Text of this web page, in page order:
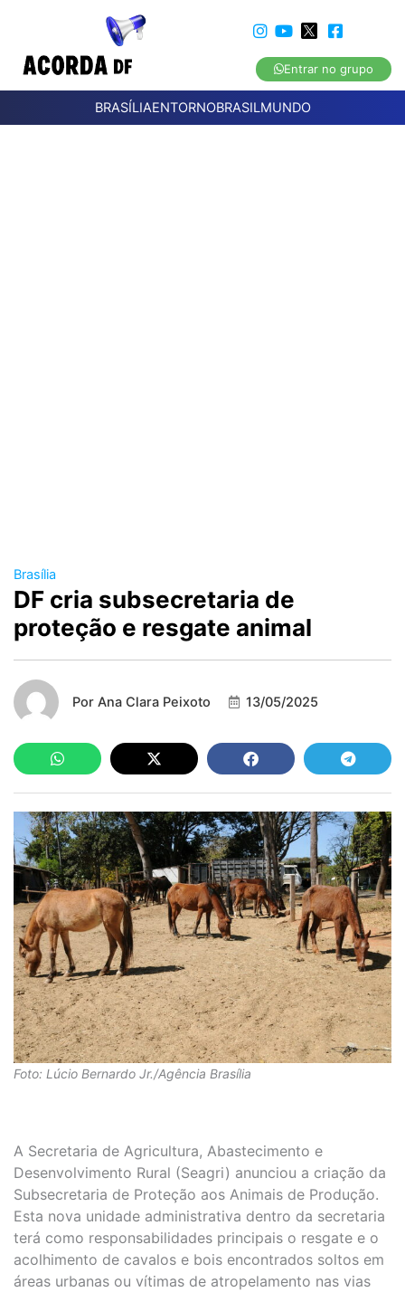
Entrar no grupo
BRASÍLIAENTORNOBRASILMUNDO
Brasília
DF cria subsecretaria de
proteção e resgate animal
Por Ana Clara Peixoto 13/05/2025
Foto: Lúcio Bernardo Jr./Agência Brasília
A Secretaria de Agricultura, Abastecimento e
Desenvolvimento Rural (Seagri) anunciou a criação da
Subsecretaria de Proteção aos Animais de Produção.
Esta nova unidade administrativa dentro da secretaria
terá como responsabilidades principais o resgate e o
acolhimento de cavalos e bois encontrados soltos em
áreas urbanas ou vítimas de atropelamento nas vias